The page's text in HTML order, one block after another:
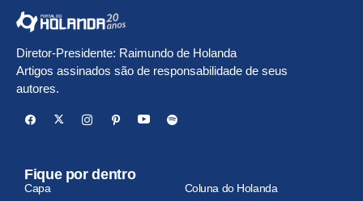
Diretor-Presidente: Raimundo de Holanda
Artigos assinados são de responsabilidade de seus
autores.
Fique por dentro
Capa Coluna do Holanda